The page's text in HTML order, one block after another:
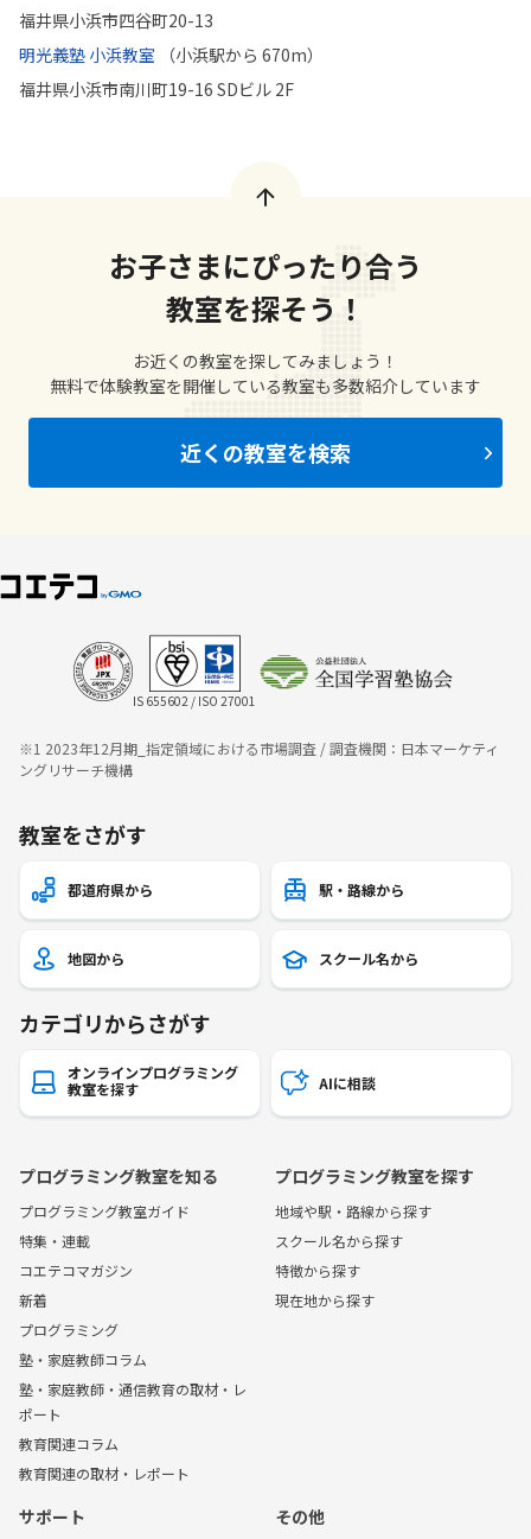
福井県小浜市四谷町20-13
明光義塾 小浜教室
（小浜駅から 670m）
福井県小浜市南川町19-16 SDビル 2F
お子さまにぴったり合う
教室を探そう！
お近くの教室を探してみましょう！
無料で体験教室を開催している教室も多数紹介しています
近くの教室を検索
IS 655602 / ISO 27001
※1 2023年12月期_指定領域における市場調査 / 調査機関：日本マーケティ
ングリサーチ機構
教室をさがす
都道府県から 駅・路線から
地図から スクール名から
カテゴリからさがす
オンラインプログラミング
教室を探す
AIに相談
プログラミング教室を知る
プログラミング教室ガイド
特集・連載
コエテコマガジン
新着
プログラミング
塾・家庭教師コラム
塾・家庭教師・通信教育の取材・レ
ポート
教育関連コラム
教育関連の取材・レポート
プログラミング教室を探す
地域や駅・路線から探す
スクール名から探す
特徴から探す
現在地から探す
サポート その他